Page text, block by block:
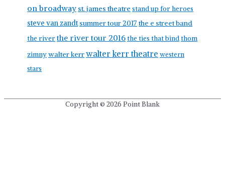
on broadway st. james theatre stand up for heroes
steve van zandt summer tour 2017 the e street band
the riverthe river tour 2016the ties that bindthom
zimnywalter kerrwalter kerr theatre western
stars
Copyright © 2026 Point Blank